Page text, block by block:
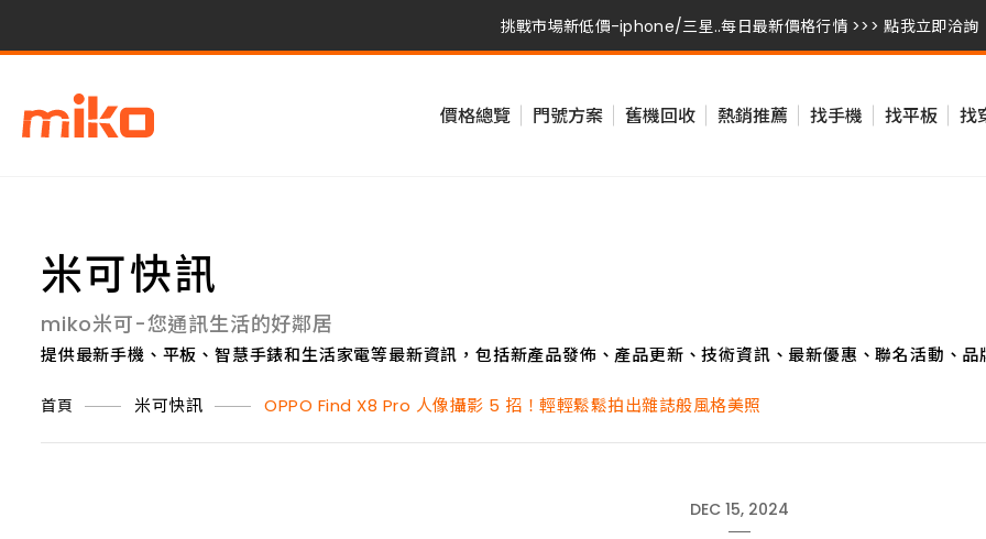
挑戰市場新低價-iphone/三星..每日最新價格行情 >>> 點我立即洽詢
挑戰市場新低價-iphone/三星..每日最新價格行情 >>> 點我立即洽詢
價格總覽 門號方案 舊機回收 熱銷推薦 找手機 找平板 找
米可快訊
miko米可-您通訊生活的好鄰居
提供最新手機、平板、智慧手錶和生活家電等最新資訊，包括新產品發佈、產品更新、技術資訊、最新優惠、聯名活動、品
首頁 米可快訊 OPPO Find X8 Pro 人像攝影 5 招！輕輕鬆鬆拍出雜誌般風格美照
DEC 15, 2024